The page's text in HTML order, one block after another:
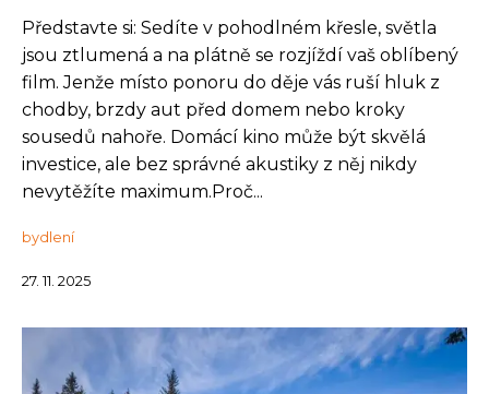
Představte si: Sedíte v pohodlném křesle, světla
jsou ztlumená a na plátně se rozjíždí vaš oblíbený
film. Jenže místo ponoru do děje vás ruší hluk z
chodby, brzdy aut před domem nebo kroky
sousedů nahoře. Domácí kino může být skvělá
investice, ale bez správné akustiky z něj nikdy
nevytěžíte maximum.Proč...
bydlení
27. 11. 2025